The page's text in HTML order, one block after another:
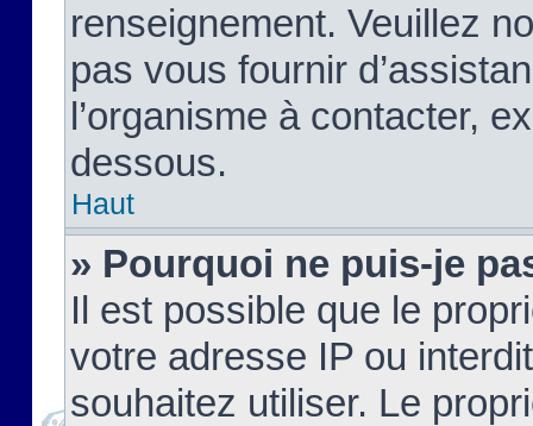
renseignement. Veuillez
pas vous fournir
l’organisme à contacter,
dessous.
Haut
» Pourquoi ne puis-je
Il est possible que le
votre adresse IP ou
souhaitez utiliser. Le